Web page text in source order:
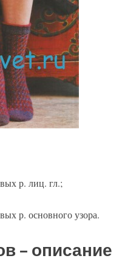
р. лиц. гл.;
р. основного узора.
– описание